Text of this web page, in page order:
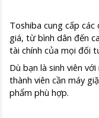
Toshiba cung cấp
giá, từ bình dân đến
tài chính của mọi đối
Dù bạn là sinh viên
thành viên cần máy
phẩm phù hợp.